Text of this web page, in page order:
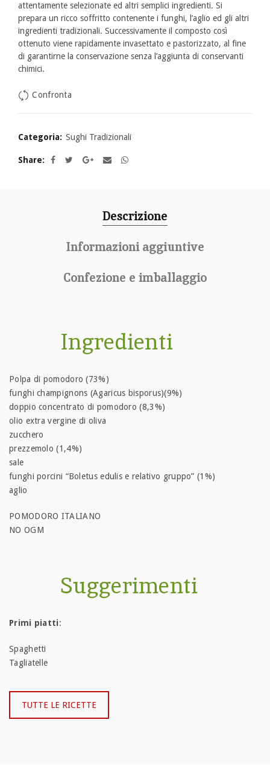
attentamente selezionate ed altri semplici ingredienti. Si
prepara un ricco soffritto contenente i funghi, l’aglio ed gli altri
ingredienti tradizionali. Successivamente il composto così
ottenuto viene rapidamente invasettato e pastorizzato, al fine
di garantirne la conservazione senza l’aggiunta di conservanti
chimici.
Confronta
Categoria: Sughi Tradizionali
Share
Descrizione
Informazioni aggiuntive
Confezione e imballaggio
Ingredienti
Polpa di pomodoro (73%)
funghi champignons (Agaricus bisporus)(9%)
doppio concentrato di pomodoro (8,3%)
olio extra vergine di oliva
zucchero
prezzemolo (1,4%)
sale
funghi porcini “Boletus edulis e relativo gruppo” (1%)
aglio
POMODORO ITALIANO
NO OGM
Suggerimenti
Primi piatti:
Spaghetti
Tagliatelle
TUTTE LE RICETTE